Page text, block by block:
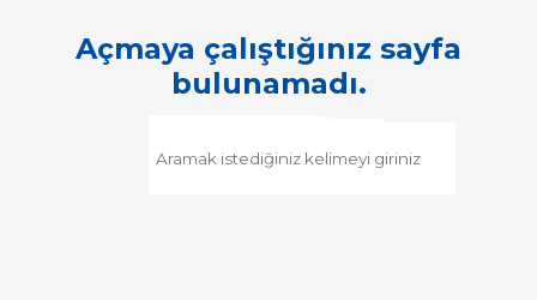
Açmaya çalıştığınız sayfa
bulunamadı.